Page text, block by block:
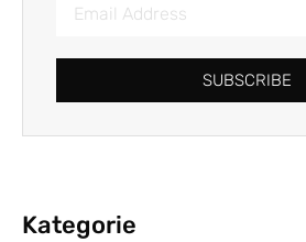
SUBSCRIBE
Kategorie